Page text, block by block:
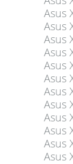
Asus
Asus
Asus
Asus
Asus
Asus
Asus
Asus
Asus
Asus
Asus
Asus